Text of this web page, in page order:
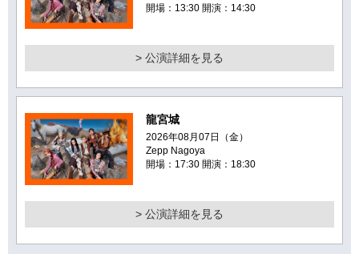
開場：13:30 開演：14:30
> 公演詳細を見る
龍宮城
2026年08月07日（金）
Zepp Nagoya
開場：17:30 開演：18:30
> 公演詳細を見る